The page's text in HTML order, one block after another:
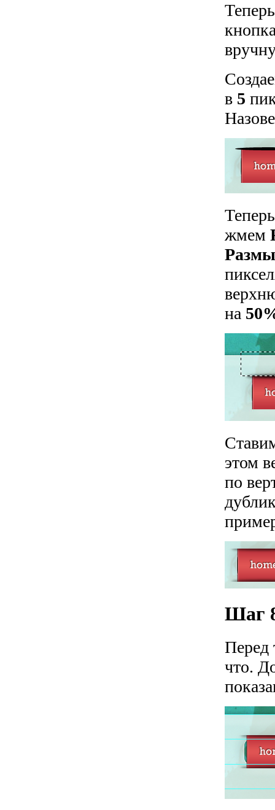
в 5
жмем
на
этом
по
Шаг
Перед
что.